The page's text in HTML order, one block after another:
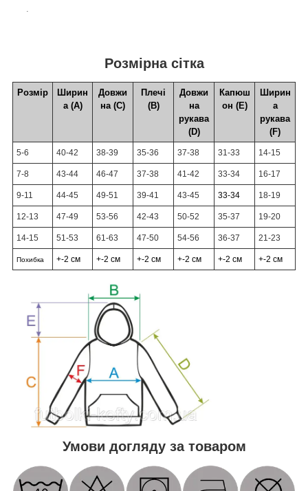
.
Розмірна сітка
Розмір
Ширин
а (А)
Довжи
на (С)
Плечі
(В)
Довжи
на
рукава
(D)
Капюш
он (Е)
Ширин
а
рукава
(F)
5-6 40-42 38-39 35-36 37-38 31-33 14-15
7-8 43-44 46-47 37-38 41-42 33-34 16-17
9-11 44-45 49-51 39-41 43-45 33-34 18-19
12-13 47-49 53-56 42-43 50-52 35-37 19-20
14-15 51-53 61-63 47-50 54-56 36-37 21-23
Похибка +-2 см +-2 см +-2 см +-2 см +-2 см +-2 см
Умови догляду за товаром